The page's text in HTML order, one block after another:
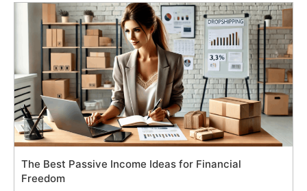
The Best Passive Income Ideas for Financial
Freedom